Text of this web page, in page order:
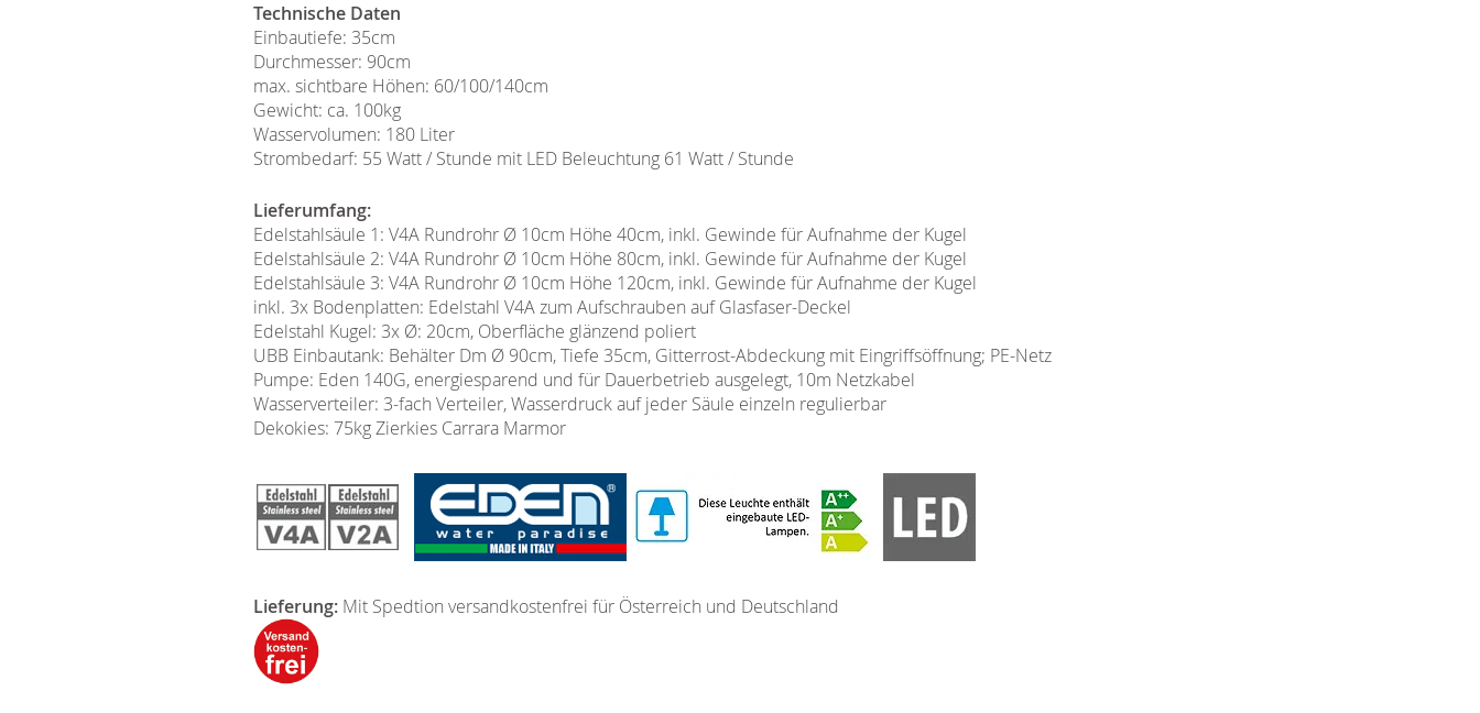
Technische Daten
Einbautiefe: 35cm
Durchmesser: 90cm
max. sichtbare Höhen: 60/100/140cm
Gewicht: ca. 100kg
Wasservolumen: 180 Liter
Strombedarf: 55 Watt / Stunde mit LED Beleuchtung 61 Watt / Stunde
Lieferumfang:
Edelstahlsäule 1: V4A Rundrohr Ø 10cm Höhe 40cm, inkl. Gewinde für Aufnahme der Kugel
Edelstahlsäule 2: V4A Rundrohr Ø 10cm Höhe 80cm, inkl. Gewinde für Aufnahme der Kugel
Edelstahlsäule 3: V4A Rundrohr Ø 10cm Höhe 120cm, inkl. Gewinde für Aufnahme der Kugel
inkl. 3x Bodenplatten: Edelstahl V4A zum Aufschrauben auf Glasfaser-Deckel
Edelstahl Kugel: 3x Ø: 20cm, Oberfläche glänzend poliert
UBB Einbautank: Behälter Dm Ø 90cm, Tiefe 35cm, Gitterrost-Abdeckung mit Eingriffsöffnung; PE-Netz
Pumpe: Eden 140G, energiesparend und für Dauerbetrieb ausgelegt, 10m Netzkabel
Wasserverteiler: 3-fach Verteiler, Wasserdruck auf jeder Säule einzeln regulierbar
Dekokies: 75kg Zierkies Carrara Marmor
Lieferung: Mit Spedtion versandkostenfrei für Österreich und Deutschland